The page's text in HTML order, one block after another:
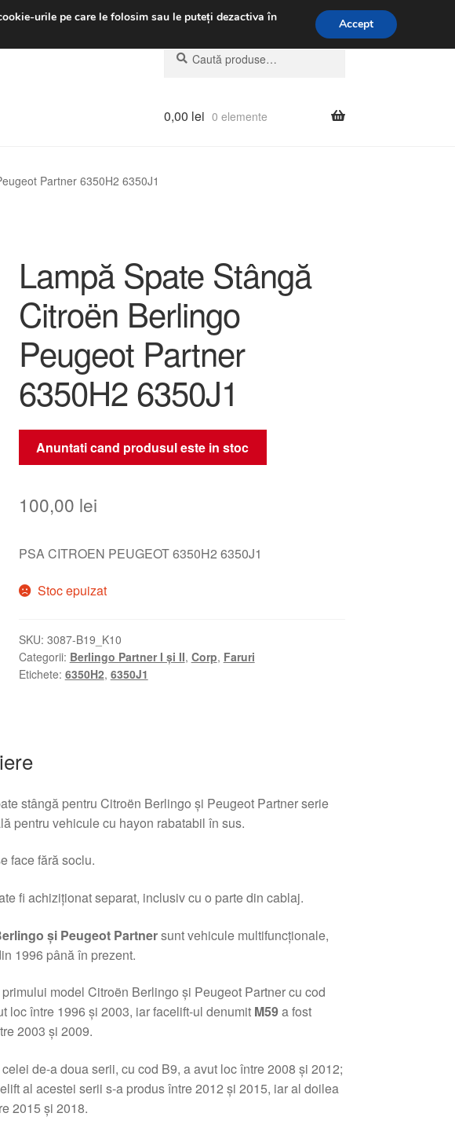
9 a.m. - 4 p.m.031 229 6816
Caută
după:
Caută
0,00 lei 0 elemente
Partner 6350H2 6350J1
Lampă Spate Stângă
Citroën Berlingo
Peugeot Partner
6350H2 6350J1
Anuntati cand produsul este in stoc
100,00 lei
PSA CITROEN PEUGEOT 6350H2 6350J1
Stoc epuizat
SKU: 3087-B19_K10
Categorii: Berlingo Partner I și II, Corp, Faruri
Etichete: 6350H2, 6350J1
stângă pentru Citroën Berlingo și Peugeot Partner serie
pentru vehicule cu hayon rabatabil în sus.
face fără soclu.
fi achiziționat separat, inclusiv cu o parte din cablaj.
și Peugeot Partnersunt vehicule multifuncționale,
1996 până în prezent.
model Citroën Berlingo și Peugeot Partner cu cod
loc între 1996 și 2003, iar facelift-ul denumit M59a fost
2003 și 2009.
de-a doua serii, cu cod B9, a avut loc între 2008 și 2012;
al acestei serii s-a produs între 2012 și 2015, iar al doilea
2015 și 2018.
urile pe care le folosim sau le puteți dezactiva în
Accept